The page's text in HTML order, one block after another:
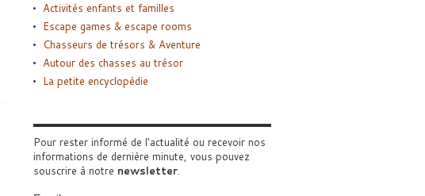
Activités enfants et familles
Escape games & escape rooms
Chasseurs de trésors & Aventure
Autour des chasses au trésor
La petite encyclopédie
Pour rester informé de l'actualité ou recevoir nos
informations de dernière minute, vous pouvez
souscrire à notre newsletter.